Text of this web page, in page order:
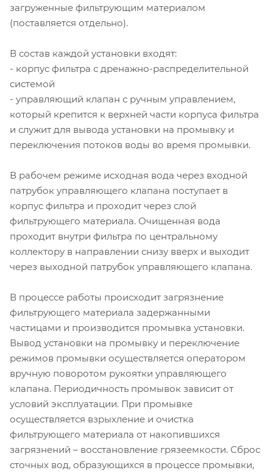
загруженные фильтрующим материалом
(поставляется отдельно).
В состав каждой установки входят:
- корпус фильтра с дренажно-распределительной
системой
- управляющий клапан с ручным управлением,
который крепится к верхней части корпуса фильтра
и служит для вывода установки на промывку и
переключения потоков воды во время промывки.
В рабочем режиме исходная вода через входной
патрубок управляющего клапана поступает в
корпус фильтра и проходит через слой
фильтрующего материала. Очищенная вода
проходит внутри фильтра по центральному
коллектору в направлении снизу вверх и выходит
через выходной патрубок управляющего клапана.
В процессе работы происходит загрязнение
фильтрующего материала задержанными
частицами и производится промывка установки.
Вывод установки на промывку и переключение
режимов промывки осуществляется оператором
вручную поворотом рукоятки управляющего
клапана. Периодичность промывок зависит от
условий эксплуатации. При промывке
осуществляется взрыхление и очистка
фильтрующего материала от накопившихся
загрязнений – восстановление грязеемкости. Сброс
сточных вод, образующихся в процессе промывки,